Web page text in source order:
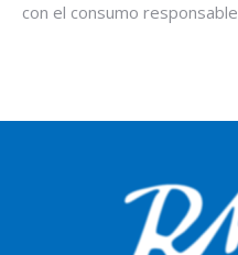
con el consumo responsable